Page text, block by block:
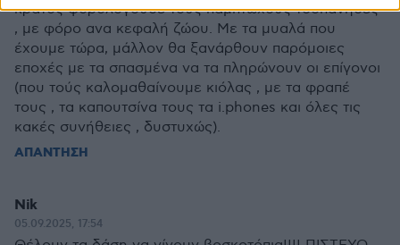
κράτος φορολογούσε τους πάμπτωχους τσοπάνηδες
, με φόρο ανα κεφαλή ζώου. Με τα μυαλά που
έχουμε τώρα, μάλλον θα ξανάρθουν παρόμοιες
εποχές με τα σπασμένα να τα πληρώνουν οι επίγονοι
(που τούς καλομαθαίνουμε κιόλας , με τα φραπέ
τους , τα καπουτσίνα τους τα i.phones και όλες τις
κακές συνήθειες , δυστυχώς).
ΑΠΑΝΤΗΣΗ
Nik
05.09.2025, 17:54